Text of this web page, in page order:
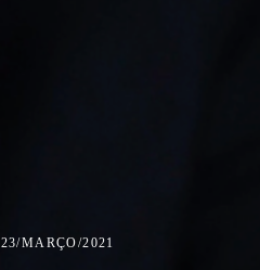
23/MARÇO/2021